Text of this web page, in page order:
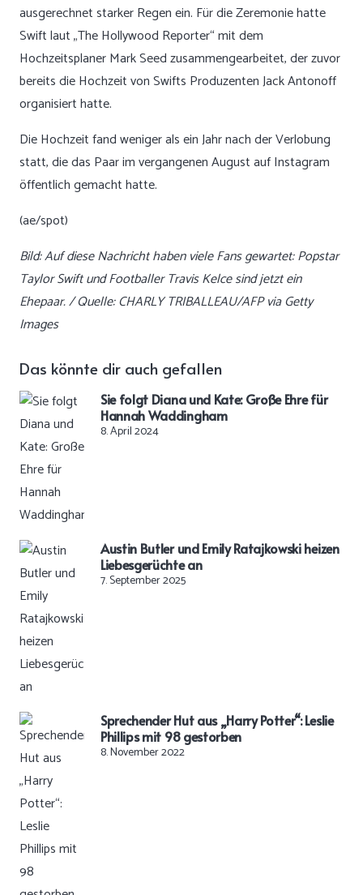
ausgerechnet starker Regen ein. Für die Zeremonie hatte
Swift laut „The Hollywood Reporter“ mit dem
Hochzeitsplaner Mark Seed zusammengearbeitet, der zuvor
bereits die Hochzeit von Swifts Produzenten Jack Antonoff
organisiert hatte.
Die Hochzeit fand weniger als ein Jahr nach der Verlobung
statt, die das Paar im vergangenen August auf Instagram
öffentlich gemacht hatte.
(ae/spot)
Bild: Auf diese Nachricht haben viele Fans gewartet: Popstar
Taylor Swift und Footballer Travis Kelce sind jetzt ein
Ehepaar. / Quelle: CHARLY TRIBALLEAU/AFP via Getty
Images
Das könnte dir auch gefallen
Sie folgt Diana und Kate: Große Ehre für
Hannah Waddingham
8. April 2024
Austin Butler und Emily Ratajkowski heizen
Liebesgerüchte an
7. September 2025
Sprechender Hut aus „Harry Potter“: Leslie
Phillips mit 98 gestorben
8. November 2022